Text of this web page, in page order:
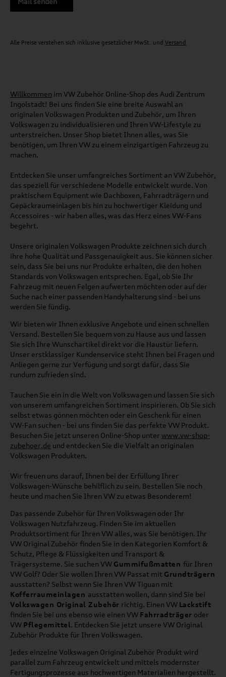
Alle Preise verstehen sich inklusive gesetzlicher MwSt. und Versand
Willkommen im VW Zubehör Online-Shop des Audi Zentrum
Ingolstadt! Bei uns finden Sie eine breite Auswahl an
originalen Volkswagen Produkten und Zubehör, um Ihren
Volkswagen zu individualisieren und Ihren VW-Lifestyle zu
unterstreichen. Unser Shop bietet Ihnen alles, was Sie
benötigen, um Ihren VW zu einem einzigartigen Fahrzeug zu
machen.
Entdecken Sie unser umfangreiches Sortiment an VW Zubehör,
das speziell für verschiedene Modelle entwickelt wurde. Von
praktischem Equipment wie Dachboxen, Fahrradträgern und
Gepäckraumeinlagen bis hin zu hochwertiger Kleidung und
Accessoires - wir haben alles, was das Herz eines VW-Fans
begehrt.
Unsere originalen Volkswagen Produkte zeichnen sich durch
ihre hohe Qualität und Passgenauigkeit aus. Sie können sicher
sein, dass Sie bei uns nur Produkte erhalten, die den hohen
Standards von Volkswagen entsprechen. Egal, ob Sie Ihr
Fahrzeug mit neuen Felgen aufwerten möchten oder auf der
Suche nach einer passenden Handyhalterung sind - bei uns
werden Sie fündig.
Wir bieten wir Ihnen exklusive Angebote und einen schnellen
Versand. Bestellen Sie bequem von zu Hause aus und lassen
Sie sich Ihre Wunschartikel direkt vor die Haustür liefern.
Unser erstklassiger Kundenservice steht Ihnen bei Fragen und
Anliegen gerne zur Verfügung und sorgt dafür, dass Sie
rundum zufrieden sind.
Tauchen Sie ein in die Welt von Volkswagen und lassen Sie sich
von unserem umfangreichen Sortiment inspirieren. Ob Sie sich
selbst etwas gönnen möchten oder ein Geschenk für einen
VW-Fan suchen - bei uns finden Sie das perfekte VW Produkt.
Besuchen Sie jetzt unseren Online-Shop unter www.vw-shop-
zubehoer.de und entdecken Sie die Vielfalt an originalen
Volkswagen Produkten.
Wir freuen uns darauf, Ihnen bei der Erfüllung Ihrer
Volkswagen-Wünsche behilflich zu sein. Bestellen Sie noch
heute und machen Sie Ihren VW zu etwas Besonderem!
Das passende Zubehör für Ihren Volkswagen oder Ihr
Volkswagen Nutzfahrzeug. Finden Sie im aktuellen
Produktsortiment für Ihren VW alles, was Sie benötigen. Ihr
VW Original Zubehör finden Sie in den Kategorien Komfort &
Schutz, Pflege & Flüssigkeiten und Transport &
Trägersysteme. Sie suchen VW Gummifußmatten für Ihren
VW Golf? Oder Sie wollen Ihren VW Passat mit Grundträgern
ausstatten? Selbst wenn Sie Ihren VW Tiguan mit
Kofferraumeinlagen ausstatten wollen, dann sind Sie bei
Volkswagen Original Zubehör richtig. Einen VW Lackstift
finden Sie bei uns ebenso wie einen VW Fahrradträger oder
VW Pflegemittel. Entdecken Sie jetzt unsere VW Original
Zubehör Produkte für Ihren Volkswagen.
Jedes einzelne Volkswagen Original Zubehör Produkt wird
parallel zum Fahrzeug entwickelt und mittels modernster
Fertigungsprozesse aus hochwertigen Materialien hergestellt.